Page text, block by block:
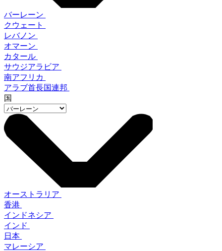
バーレーン
クウェート
レバノン
オマーン
カタール
サウジアラビア
南アフリカ
アラブ首長国連邦
国
オーストラリア
香港
インドネシア
インド
日本
マレーシア